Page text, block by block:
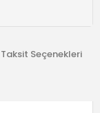
Taksit Seçenekleri